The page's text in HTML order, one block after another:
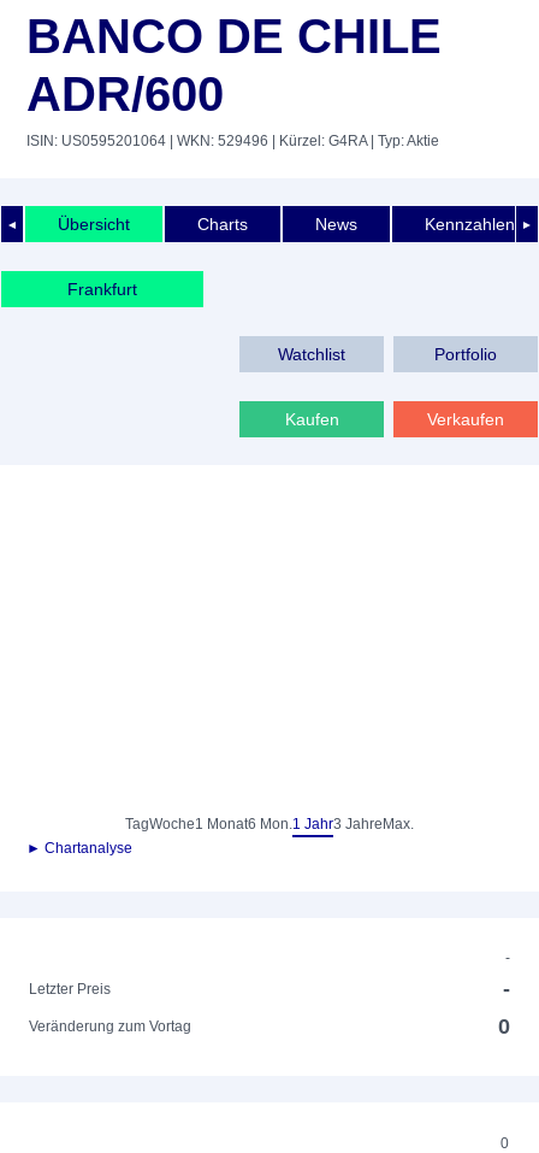
BANCO DE CHILE
ADR/600
ISIN: US0595201064 | WKN: 529496 | Kürzel: G4RA| Typ: Aktie
◄ ►
Übersicht Charts News Kennzahlen
Frankfurt
Watchlist Portfolio
Kaufen Verkaufen
TagWoche1 Monat6 Mon.1 Jahr3 Jahre Max.
► Chartanalyse
-
Letzter Preis
-
Veränderung zum Vortag 0
0